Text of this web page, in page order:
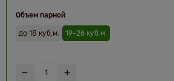
Объем парной
до 18 куб.м. 19-26 куб.м.